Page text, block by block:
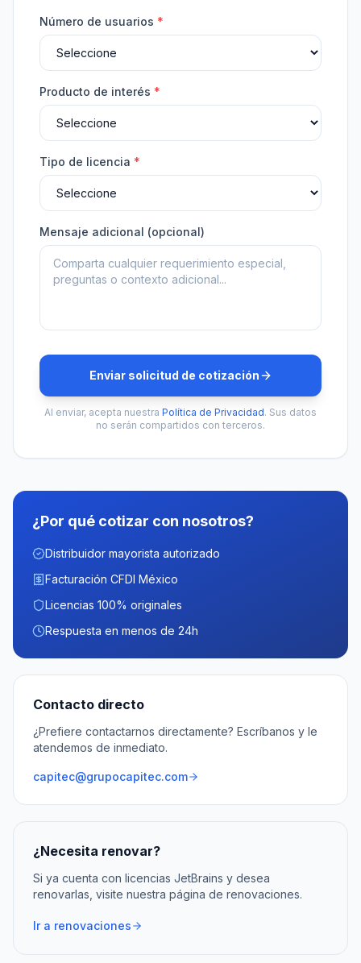
Número de usuarios *
Producto de interés *
Tipo de licencia *
Mensaje adicional (opcional)
Enviar solicitud de cotización
Al enviar, acepta nuestra Política de Privacidad. Sus datos
no serán compartidos con terceros.
¿Por qué cotizar con nosotros?
Distribuidor mayorista autorizado
Facturación CFDI México
Licencias 100% originales
Respuesta en menos de 24h
Contacto directo
¿Prefiere contactarnos directamente? Escríbanos y le
atendemos de inmediato.
capitec@grupocapitec.com
¿Necesita renovar?
Si ya cuenta con licencias JetBrains y desea
renovarlas, visite nuestra página de renovaciones.
Ir a renovaciones